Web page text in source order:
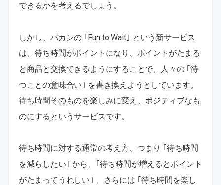
できるかを考えるでしょう。
しかし、バカンの ｢Fun to Wait｣ という新サービス
は、待ち時間がポイントになり、ポイントがたまる
と商品と交換できるようにすることで、人々の ｢待
つことの意味合い｣ を書き換えようとしています。
待ち時間そのものを楽しみに変え、ポジティブなも
のにするというサービスです。
待ち時間に対する通常の考え方、つまり ｢待ち時間
を減らしたい｣ から、｢待ち時間が増えるとポイント
がたまってうれしい｣ 、さらには ｢待ち時間を楽し